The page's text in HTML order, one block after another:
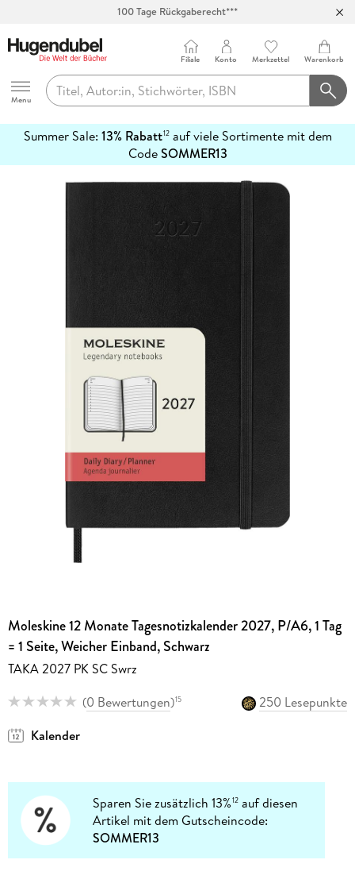
100 Tage Rückgaberecht***
Hugendubel
Menu
Filiale Konto Merkzettel Warenkorb
Summer Sale: 13% Rabatt12auf viele Sortimente mit dem
CodeSOMMER13
erfahren
Moleskine 12 Monate Tagesnotizkalender 2027, P/A6, 1 Tag
= 1 Seite, Weicher Einband, Schwarz
TAKA 2027 PK SC Swrz
(0 Bewertungen)15
250 Lesepunkte
Kalender
Sparen Sie zusätzlich 13%12 auf diesen
Artikel mit dem Gutscheincode:
SOMMER13